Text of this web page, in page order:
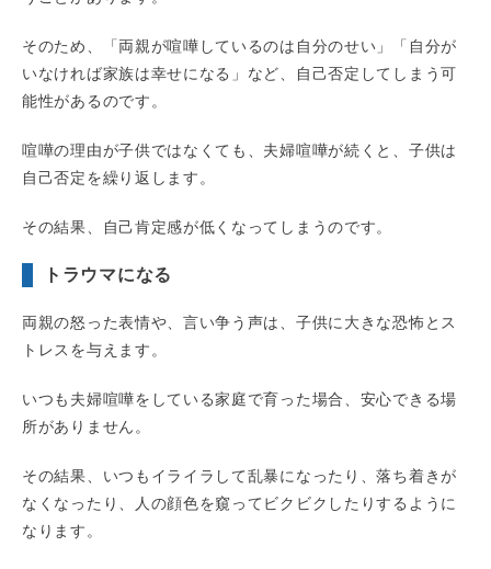
そのため、「両親が喧嘩しているのは自分のせい」「自分が
いなければ家族は幸せになる」など、自己否定してしまう可
能性があるのです。
喧嘩の理由が子供ではなくても、夫婦喧嘩が続くと、子供は
自己否定を繰り返します。
その結果、自己肯定感が低くなってしまうのです。
トラウマになる
両親の怒った表情や、言い争う声は、子供に大きな恐怖とス
トレスを与えます。
いつも夫婦喧嘩をしている家庭で育った場合、安心できる場
所がありません。
その結果、いつもイライラして乱暴になったり、落ち着きが
なくなったり、人の顔色を窺ってビクビクしたりするように
なります。